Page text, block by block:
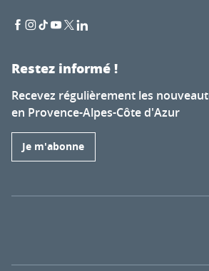
Restez informé !
Recevez régulièrement les
en Provence-Alpes-Côte d'Azur
Je m'abonne